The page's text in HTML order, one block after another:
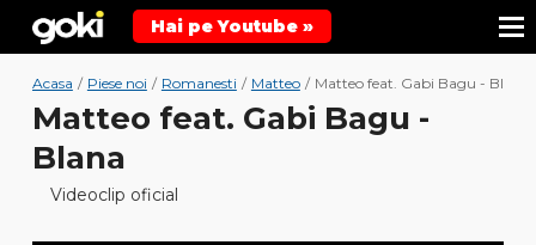
Hai pe Youtube »
Acasa / Piese noi / Romanesti / Matteo / Matteo feat. Gabi Bagu - Blana
Matteo feat. Gabi Bagu -
Blana
Videoclip oficial